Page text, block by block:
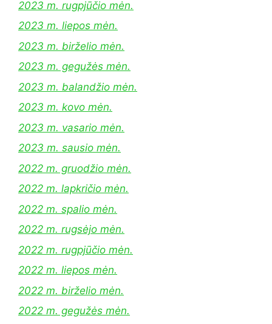
2023 m. rugpjūčio mėn.
2023 m. liepos mėn.
2023 m. birželio mėn.
2023 m. gegužės mėn.
2023 m. balandžio mėn.
2023 m. kovo mėn.
2023 m. vasario mėn.
2023 m. sausio mėn.
2022 m. gruodžio mėn.
2022 m. lapkričio mėn.
2022 m. spalio mėn.
2022 m. rugsėjo mėn.
2022 m. rugpjūčio mėn.
2022 m. liepos mėn.
2022 m. birželio mėn.
2022 m. gegužės mėn.